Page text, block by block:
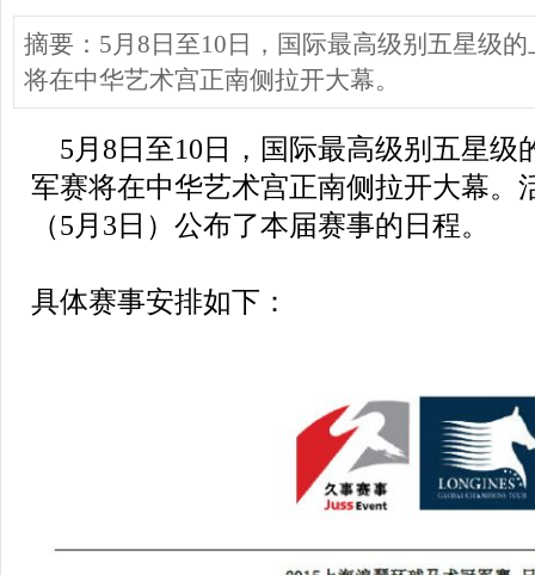
摘要：5月8日至10日，国际最高级别五星级
将在中华艺术宫正南侧拉开大幕。
5月8日至10日，国际最高级别五星级
军赛将在中华艺术宫正南侧拉开大幕。
（5月3日）公布了本届赛事的日程。
具体赛事安排如下：